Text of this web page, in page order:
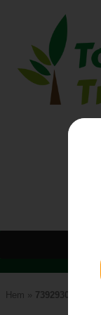
Hem » 7392930289420